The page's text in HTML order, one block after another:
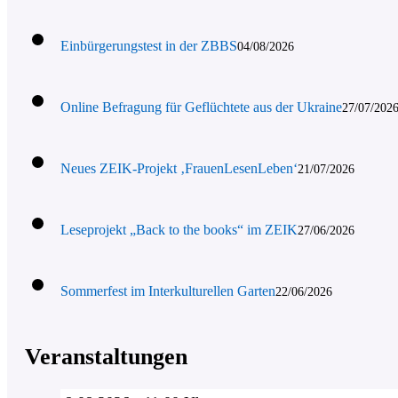
Einbürgerungstest in der ZBBS04/08/2026
Online Befragung für Geflüchtete aus der Ukraine27/07/2026
Neues ZEIK-Projekt ‚FrauenLesenLeben‘21/07/2026
Leseprojekt „Back to the books“ im ZEIK27/06/2026
Sommerfest im Interkulturellen Garten22/06/2026
Veranstaltungen